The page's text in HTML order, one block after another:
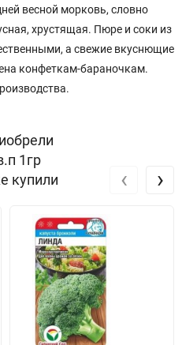
весной морковь, словно
хрустящая. Пюре и соки из
а свежие вкуснющие
конфеткам-бараночкам.
1гр
купили
‹ ›